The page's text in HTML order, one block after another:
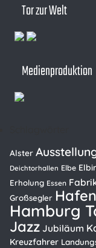
Tor zur Welt
Medienproduktion
Alster
Deichtorhallen Elbe
Erholung Essen
Großsegler Hafen
Hamburg
Jazz Jubiläum
Kreuzfahrer